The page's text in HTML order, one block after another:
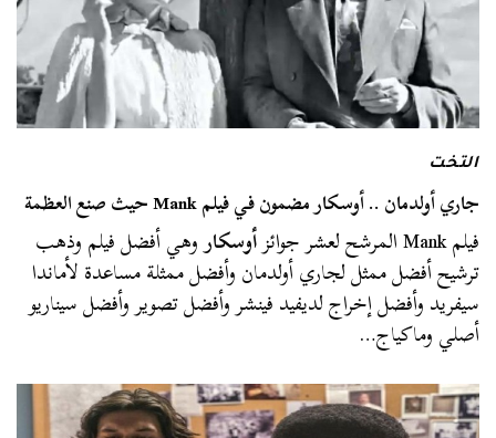
التخت
جاري أولدمان .. أوسكار مضمون في فيلم Mank حيث صنع العظمة
فيلم Mank المرشح لعشر جوائز أوسكاروهي أفضل فيلم وذهب
ترشيح أفضل ممثل لجاري أولدمان وأفضل ممثلة مساعدة لأماندا
سيفريد وأفضل إخراج لديفيد فينشر وأفضل تصوير وأفضل سيناريو
أصلي وماكياج…